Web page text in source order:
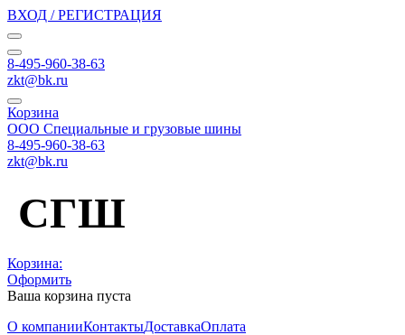
ВХОД / РЕГИСТРАЦИЯ
8-495-960-38-63
zkt@bk.ru
Корзина
ООО Специальные и грузовые шины
8-495-960-38-63
zkt@bk.ru
СГШ
Корзина:
Оформить
Ваша корзина пуста
О компанииКонтактыДоставкаОплата